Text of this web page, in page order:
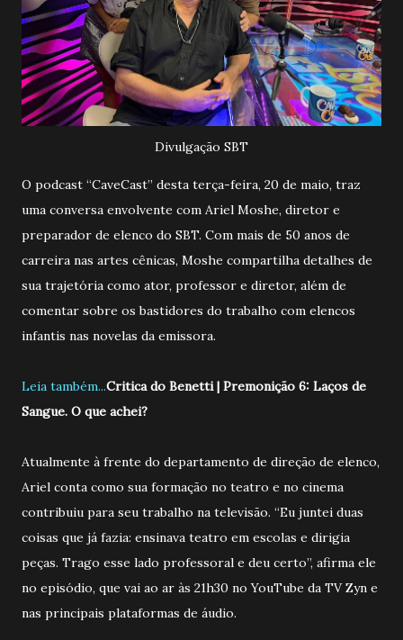
Divulgação SBT
O podcast “CaveCast” desta terça-feira, 20 de maio, traz
uma conversa envolvente com Ariel Moshe, diretor e
preparador de elenco do SBT. Com mais de 50 anos de
carreira nas artes cênicas, Moshe compartilha detalhes de
sua trajetória como ator, professor e diretor, além de
comentar sobre os bastidores do trabalho com elencos
infantis nas novelas da emissora.
Leia também...Critica do Benetti | Premonição 6: Laços de
Sangue. O que achei?
Atualmente à frente do departamento de direção de elenco,
Ariel conta como sua formação no teatro e no cinema
contribuiu para seu trabalho na televisão. “Eu juntei duas
coisas que já fazia: ensinava teatro em escolas e dirigia
peças. Trago esse lado professoral e deu certo”, afirma ele
no episódio, que vai ao ar às 21h30 no YouTube da TV Zyn e
nas principais plataformas de áudio.